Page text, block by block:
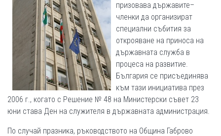
призовава държавите–
членки да организират
специални събития за
открояване на приноса на
държавната служба в
процеса на развитие.
България се присъединява
към тази инициатива през
2006 г., когато с Решение № 48 на Министерски съвет 23
юни става Ден на служителя в държавната администрация.
По случай празника, ръководството на Община Габрово